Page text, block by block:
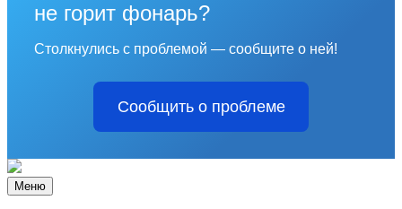
не горит фонарь?
Столкнулись с проблемой — сообщите о ней!
Сообщить о проблеме
Меню